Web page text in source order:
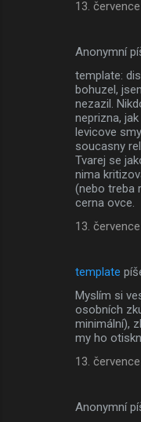
13.
Anonymní
template:
bohuzel,
nezazil.
neprizna,
levicove
soucasny
Tvarej se
nima
(nebo treba
cerna ovce.
13.
template
Myslím si
osobních
minimální),
my ho
13.
Anonymní